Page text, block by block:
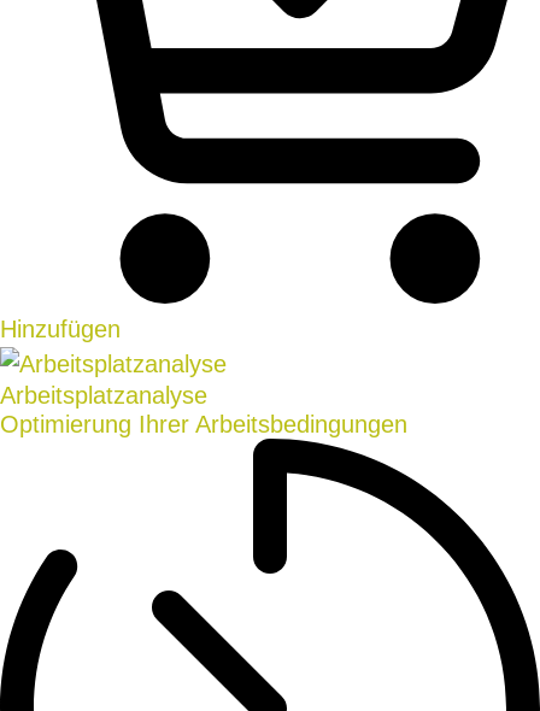
Hinzufügen
Arbeitsplatzanalyse
Optimierung Ihrer Arbeitsbedingungen